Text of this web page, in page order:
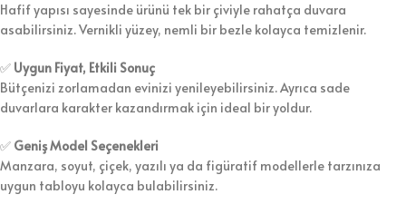
Hafif yapısı sayesinde ürünü tek bir çiviyle rahatça duvara
asabilirsiniz. Vernikli yüzey, nemli bir bezle kolayca temizlenir.
✅ Uygun Fiyat, Etkili Sonuç
Bütçenizi zorlamadan evinizi yenileyebilirsiniz. Ayrıca sade
duvarlara karakter kazandırmak için ideal bir yoldur.
✅ Geniş Model Seçenekleri
Manzara, soyut, çiçek, yazılı ya da figüratif modellerle tarzınıza
uygun tabloyu kolayca bulabilirsiniz.